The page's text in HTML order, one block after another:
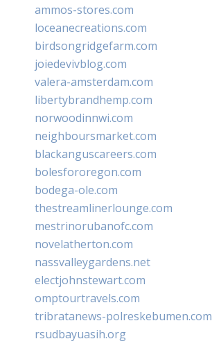
ammos-stores.com
loceanecreations.com
birdsongridgefarm.com
joiedevivblog.com
valera-amsterdam.com
libertybrandhemp.com
norwoodinnwi.com
neighboursmarket.com
blackanguscareers.com
bolesfororegon.com
bodega-ole.com
thestreamlinerlounge.com
mestrinorubanofc.com
novelatherton.com
nassvalleygardens.net
electjohnstewart.com
omptourtravels.com
tribratanews-polreskebumen.com
rsudbayuasih.org